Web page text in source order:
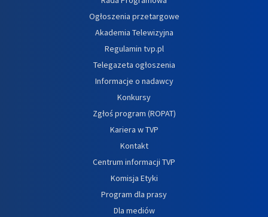
Ogłoszenia przetargowe
Akademia Telewizyjna
Regulamin tvp.pl
Telegazeta ogłoszenia
Informacje o nadawcy
Konkursy
Zgłoś program (ROPAT)
Kariera w TVP
Kontakt
Centrum informacji TVP
Komisja Etyki
Program dla prasy
Dla mediów